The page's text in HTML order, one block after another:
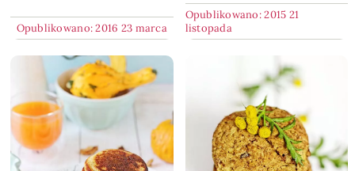
Opublikowano: 2016 23 marca
Opublikowano: 2015 21
listopada